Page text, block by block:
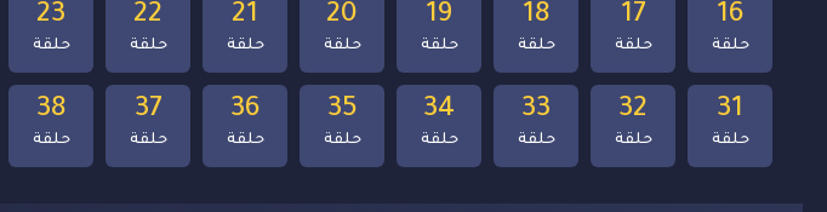
38
حلقة
37
حلقة
36
حلقة
35
حلقة
34
حلقة
33
حلقة
32
حلقة
31
حلقة
23
حلقة
22
حلقة
21
حلقة
20
حلقة
19
حلقة
18
حلقة
17
حلقة
16
حلقة